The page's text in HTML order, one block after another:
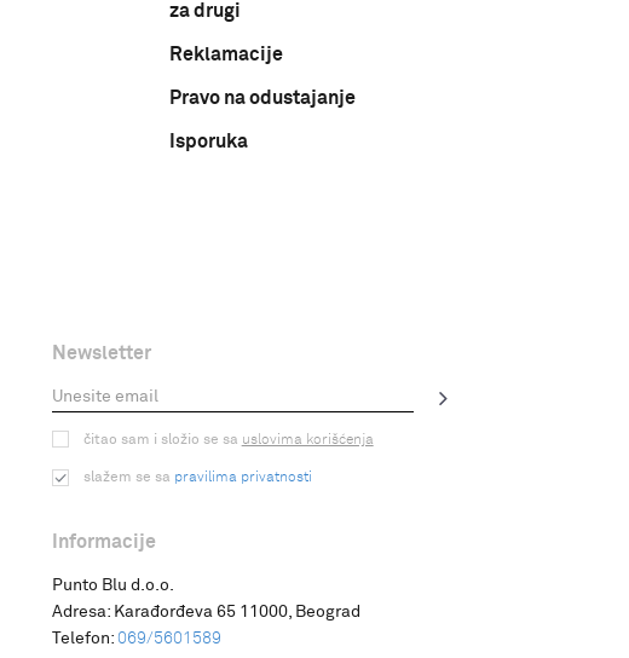
za drugi
Reklamacije
Pravo na odustajanje
Isporuka
Newsletter
čitao sam i složio se sa uslovima korišćenja
slažem se sa pravilima privatnosti
Informacije
Punto Blu d.o.o.
Adresa: Karađorđeva 65 11000, Beograd
Telefon: 069/5601589